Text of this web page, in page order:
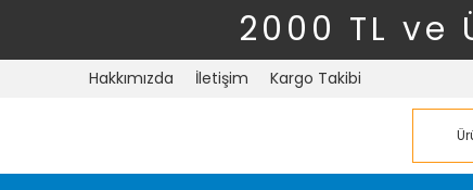
2000 TL ve
Hakkımızda İletişim Kargo Takibi